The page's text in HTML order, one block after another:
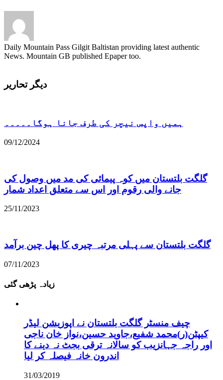
Daily Mountain Pass Gilgit Baltistan providing latest authentic
News. Mountain GB published Epaper too.
دیگر تحاریر
ہمیں واپس نیچر کی طرف جانا ہوگا۔۔۔۔۔
09/12/2024
گلگت بلتستان میں کوہ پیمائی کی مد میں وصول کی
جانے والی رقوم اور اس سے متعلق اعداد شمار
25/11/2023
گلگت بلتستان سے پہلی مرتبہ چیری کا پھل چین برآمد
07/11/2023
زیادہ پڑھی گئی
چیف منسٹر گلگت بلتستان نے اپوزیشن لیڈر
کیپٹن(ر)محمد شفیع،جاوید حسین،نواز خان ناجی
اور راجہ جہانزیب کو سالانہ ترقی بجٹ نہ دینے کا
اندرون خانہ فیصلہ کر لیا
31/03/2019